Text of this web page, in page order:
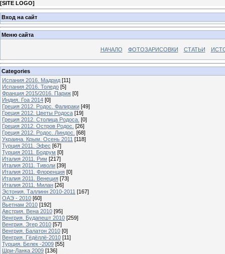
[SITE LOGO]
Вход на сайт
Меню сайта
НАЧАЛО ФОТОЗАРИСОВКИ СТАТЬИ
Categories
Испания 2016. Мадрид [11]
Испания 2016. Толедо [5]
Франция 2015/2016. Париж [0]
Индия. Гоа 2014 [0]
Греция 2012. Родос. Фалираки [49]
Греция 2012. Цветы Родоса [19]
Греция 2012. Столица Родоса. [0]
Греция 2012. Остров Родос. [26]
Греция 2012. Родос. Линдос. [68]
Украина. Крым. Осень 2011 [118]
Турция 2011. Эфес [67]
Турция 2011. Бодрум [0]
Италия 2011. Рим [217]
Италия 2011. Тиволи [39]
Италия 2011. Флоренция [0]
Италия 2011. Венеция [73]
Италия 2011. Милан [26]
Эстония. Таллинн 2010-2011 [167]
ОАЭ - 2010 [60]
Вьетнам 2010 [192]
Австрия. Вена 2010 [95]
Венгрия. Будапешт 2010 [259]
Венгрия. Эгер 2010 [57]
Венгрия. Балатон 2010 [0]
Венгрия. Гёдёллё-2010 [11]
Турция. Белек -2009 [55]
Шри-Ланка 2009 [136]